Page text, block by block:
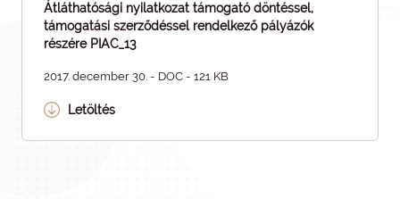
Átláthatósági nyilatkozat támogató döntéssel,
támogatási szerződéssel rendelkező pályázók
részére PIAC_13
2017. december 30. - DOC - 121 KB
Letöltés